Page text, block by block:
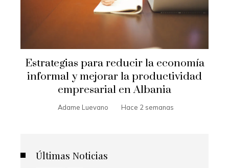
Estrategias para reducir la economía
informal y mejorar la productividad
empresarial en Albania
Adame Luevano Hace 2 semanas
Últimas Noticias